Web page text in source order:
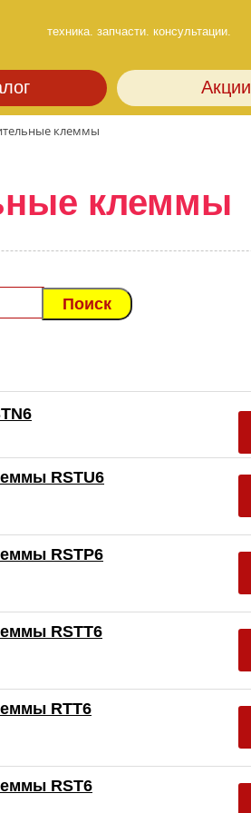
техника. запчасти. консультации.
Акции
клеммы
клеммы
RSTU6
RSTP6
RSTT6
RTT6
RST6